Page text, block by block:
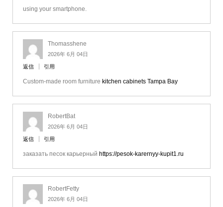
using your smartphone.
Thomasshene
2026年 6月 04日
返信 引用
Custom-made room furniture kitchen cabinets Tampa Bay
RobertBat
2026年 6月 04日
返信 引用
заказать песок карьерный https://pesok-karernyy-kupit1.ru
RobertFetty
2026年 6月 04日